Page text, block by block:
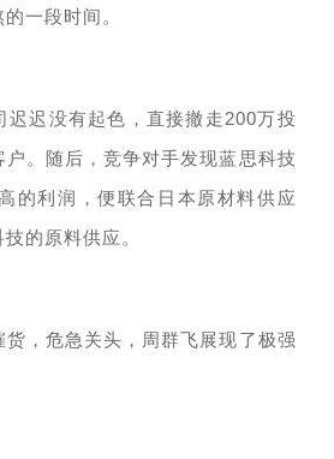
一段时间。
迟迟没有起色，直接撤走200万投
。随后，竞争对手发现蓝思科技
的利润，便联合日本原材料供应
的原料供应。
，危急关头，周群飞展现了极强